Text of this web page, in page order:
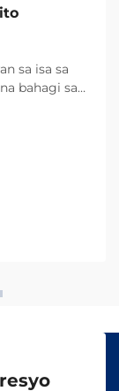
sa isa sa
bahagi sa
na ito
tuwid